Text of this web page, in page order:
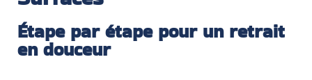
Étape par étape pour un retrait
en douceur